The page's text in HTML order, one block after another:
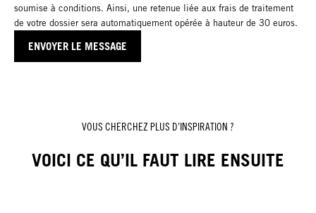
soumise à conditions. Ainsi, une retenue liée aux frais de traitement
de votre dossier sera automatiquement opérée à hauteur de 30 euros.
ENVOYER LE MESSAGE
VOUS CHERCHEZ PLUS D’INSPIRATION ?
VOICI CE QU’IL FAUT LIRE ENSUITE